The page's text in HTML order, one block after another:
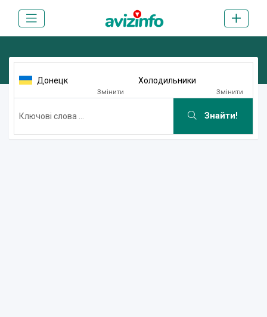
Донецк
Змінити
Холодильники
Змінити
Знайти!